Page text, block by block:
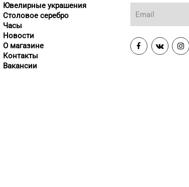
Ювелирные украшения
Столовое серебро
Часы
Новости
О магазине
Контакты
Вакансии